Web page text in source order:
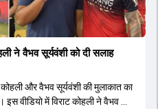
ने वैभव सूर्यवंशी को दी सलाह
और वैभव सूर्यवंशी की मुलाकात का
वीडियो में विराट कोहली ने वैभव को